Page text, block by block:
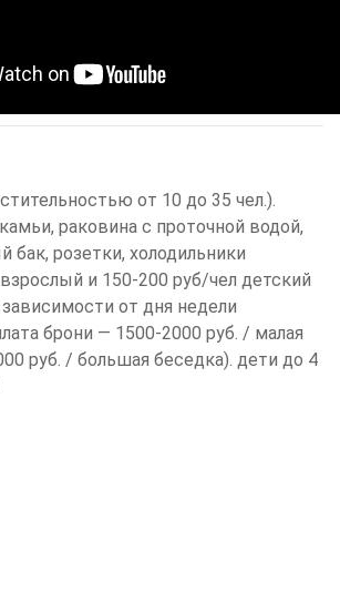
от 10 до 35 чел.).
раковина с проточной водой,
бак, розетки, холодильники
и 150-200 руб/чел детский
от дня недели
брони — 1500-2000 руб. / малая
руб. / большая беседка). дети до 4